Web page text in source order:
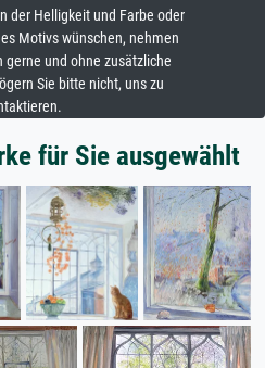
der Helligkeit und Farbe oder
Motivs wünschen, nehmen
gerne und ohne zusätzliche
Sie bitte nicht, uns zu
für Sie ausgewählt